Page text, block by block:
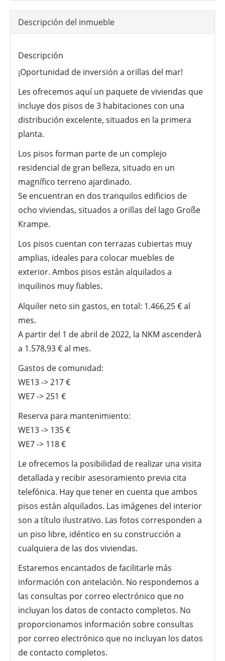
Descripción del inmueble
Descripción
¡Oportunidad de inversión a orillas del mar!
Les ofrecemos aquí un paquete de viviendas que
incluye dos pisos de 3 habitaciones con una
distribución excelente, situados en la primera
planta.
Los pisos forman parte de un complejo
residencial de gran belleza, situado en un
magnífico terreno ajardinado.
Se encuentran en dos tranquilos edificios de
ocho viviendas, situados a orillas del lago Große
Krampe.
Los pisos cuentan con terrazas cubiertas muy
amplias, ideales para colocar muebles de
exterior. Ambos pisos están alquilados a
inquilinos muy fiables.
Alquiler neto sin gastos, en total: 1.466,25 € al
mes.
A partir del 1 de abril de 2022, la NKM ascenderá
a 1.578,93 € al mes.
Gastos de comunidad:
WE13 -> 217 €
WE7 -> 251 €
Reserva para mantenimiento:
WE13 -> 135 €
WE7 -> 118 €
Le ofrecemos la posibilidad de realizar una visita
detallada y recibir asesoramiento previa cita
telefónica. Hay que tener en cuenta que ambos
pisos están alquilados. Las imágenes del interior
son a título ilustrativo. Las fotos corresponden a
un piso libre, idéntico en su construcción a
cualquiera de las dos viviendas.
Estaremos encantados de facilitarle más
información con antelación. No respondemos a
las consultas por correo electrónico que no
incluyan los datos de contacto completos. No
proporcionamos información sobre consultas
por correo electrónico que no incluyan los datos
de contacto completos.